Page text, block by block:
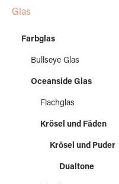
Glas
Farbglas
Bullseye Glas
Oceanside Glas
Flachglas
Krösel und Fäden
Krösel und Puder
Dualtone